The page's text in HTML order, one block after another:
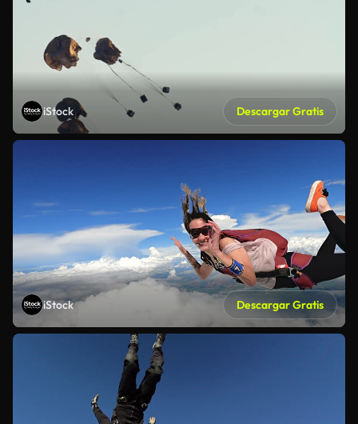
iStock Descargar Gratis
iStock Descargar Gratis